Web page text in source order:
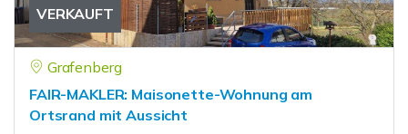
VERKAUFT
Grafenberg
FAIR-MAKLER: Maisonette-Wohnung am
Ortsrand mit Aussicht